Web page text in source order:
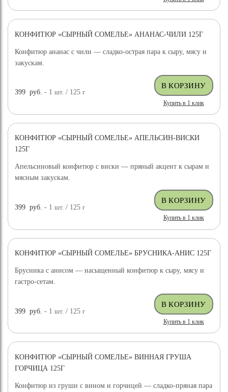
КОНФИТЮР «СЫРНЫЙ СОМЕЛЬЕ» АНАНАС-ЧИЛИ 125Г
Конфитюр ананас с чили — сладко-острая пара к сыру, мясу и
закускам.
399 руб. - 1шт. / 125г
Купить в 1 клик
КОНФИТЮР «СЫРНЫЙ СОМЕЛЬЕ» АПЕЛЬСИН-ВИСКИ
125Г
Апельсиновый конфитюр с виски — пряный акцент к сырам и
мясным закускам.
399 руб. - 1шт. / 125г
Купить в 1 клик
КОНФИТЮР «СЫРНЫЙ СОМЕЛЬЕ» БРУСНИКА-АНИС 125Г
Брусника с анисом — насыщенный конфитюр к сыру, мясу и
гастро-сетам.
399 руб. - 1шт. / 125г
Купить в 1 клик
КОНФИТЮР «СЫРНЫЙ СОМЕЛЬЕ» ВИННАЯ ГРУША
ГОРЧИЦА 125Г
Конфитюр из груши с вином и горчицей — сладко-пряная пара